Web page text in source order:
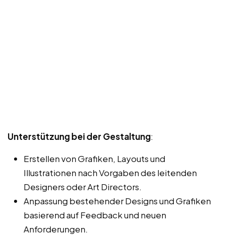
Unterstützung bei der Gestaltung:
Erstellen von Grafiken, Layouts und
Illustrationen nach Vorgaben des leitenden
Designers oder Art Directors.
Anpassung bestehender Designs und Grafiken
basierend auf Feedback und neuen
Anforderungen.